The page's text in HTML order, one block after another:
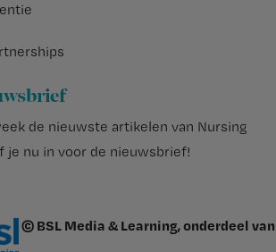
de nieuwste artikelen van Nursing
je nu in voor de nieuwsbrief!
© BSL Media & Learning, onderdeel van